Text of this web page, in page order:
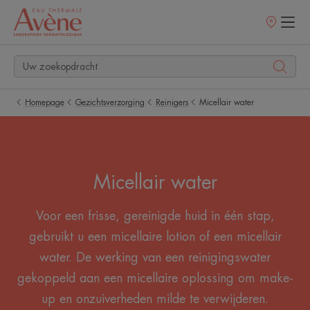
Homepage Gezichtsverzorging Reinigers Micellair water
Micellair water
Voor een frisse, gereinigde huid in één stap,
gebruikt u een micellaire lotion of een micellair
water. De werking van een reinigingswater
gekoppeld aan een micellaire oplossing om make-
up en onzuiverheden milde te verwijderen.